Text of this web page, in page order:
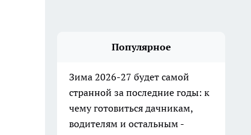
Популярное
Зима 2026-27 будет самой
странной за последние годы: к
чему готовиться дачникам,
водителям и остальным -